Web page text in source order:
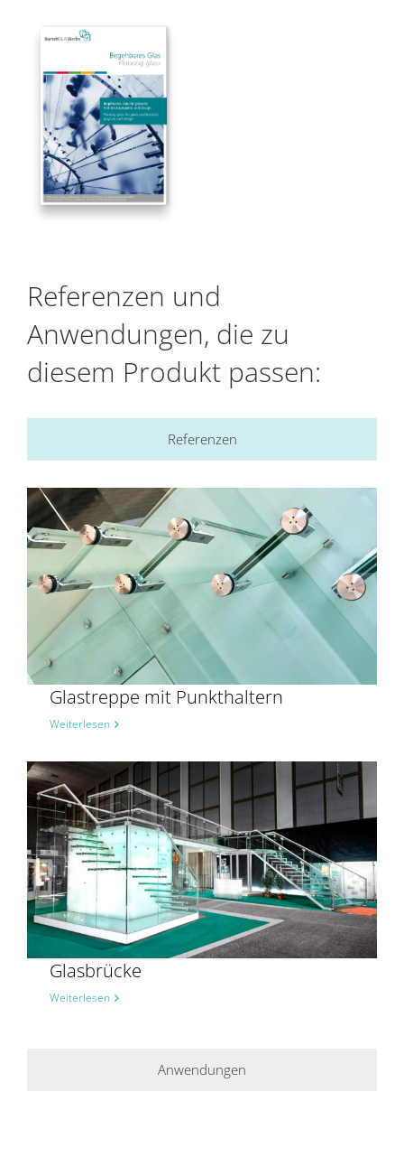
Referenzen und
Anwendungen, die zu
diesem Produkt passen:
Referenzen
Glastreppe mit Punkthaltern
Weiterlesen
Glasbrücke
Weiterlesen
Anwendungen